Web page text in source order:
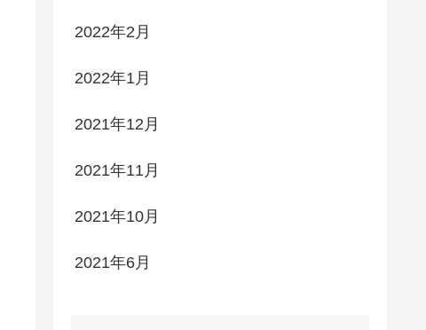
2022年2月
2022年1月
2021年12月
2021年11月
2021年10月
2021年6月